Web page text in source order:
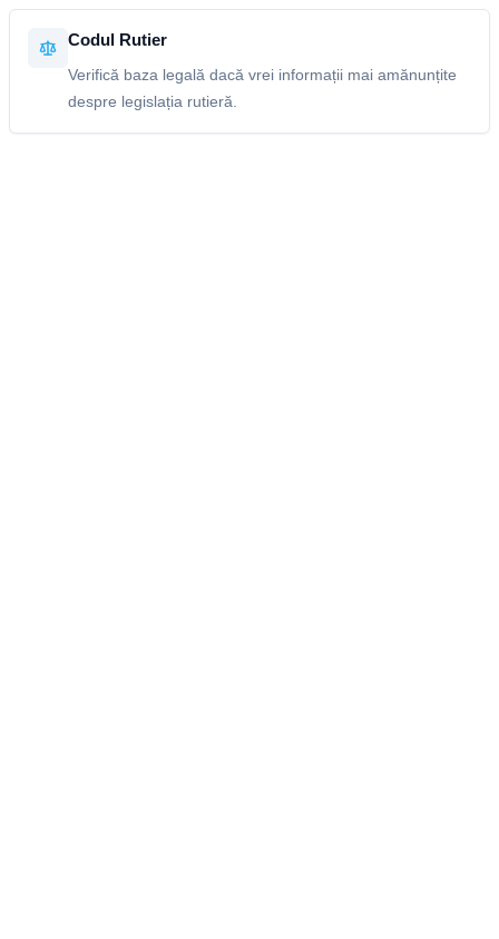
Codul Rutier
Verifică baza legală dacă vrei informații mai amănunțite
despre legislația rutieră.